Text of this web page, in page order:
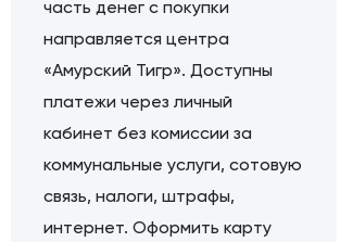
часть денег с покупки
направляется центра
«Амурский Тигр». Доступны
платежи через личный
кабинет без комиссии за
коммунальные услуги, сотовую
связь, налоги, штрафы,
интернет. Оформить карту